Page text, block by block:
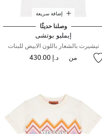
إضافة سريعة
وصلنا حديثًا
إيمليو بوتشى
تيشيرت بالشعار باللون الابيض للبنات
من د.إ 430.00